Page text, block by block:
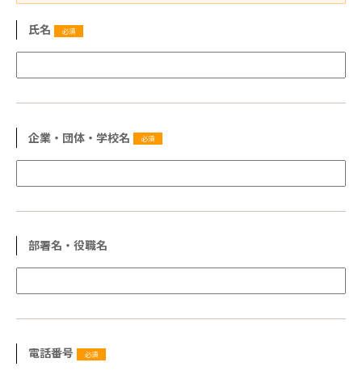
氏名 必須
企業・団体・学校名 必須
部署名・役職名
電話番号 必須